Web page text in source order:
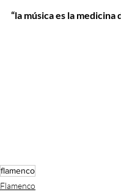
“la música es la medicina
flamenco
Flamenco